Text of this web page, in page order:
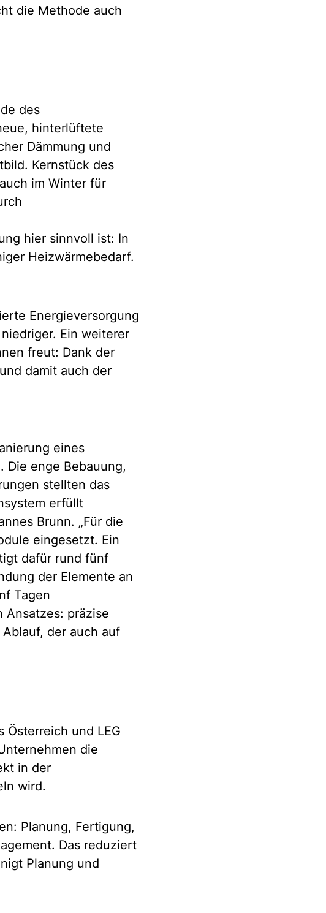
die Methode auch
des
hinterlüftete
Dämmung und
Kernstück des
im Winter für
hier sinnvoll ist: In
Heizwärmebedarf.
Energieversorgung
Ein weiterer
freut: Dank der
damit auch der
eines
Die enge Bebauung,
stellten das
erfüllt
Brunn. „Für die
eingesetzt. Ein
dafür rund fünf
der Elemente an
Tagen
Ansatzes: präzise
der auch auf
Österreich und LEG
die
in der
wird.
Planung, Fertigung,
Das reduziert
Planung und